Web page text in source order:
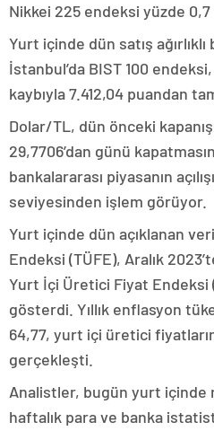
Nikkei 225 endeksi yüzde
Yurt içinde dün satış
İstanbul’da BIST 100
kaybıyla 7.412,04 puandan
Dolar/TL, dün önceki
29,7706’dan günü
bankalararası piyasanın
seviyesinden işlem görüyor.
Yurt içinde dün açıklanan
Endeksi (TÜFE), Aralık
Yurt İçi Üretici Fiyat Endeksi
gösterdi. Yıllık enflasyon
64,77, yurt içi üretici
gerçekleşti.
Analistler, bugün yurt
haftalık para ve banka